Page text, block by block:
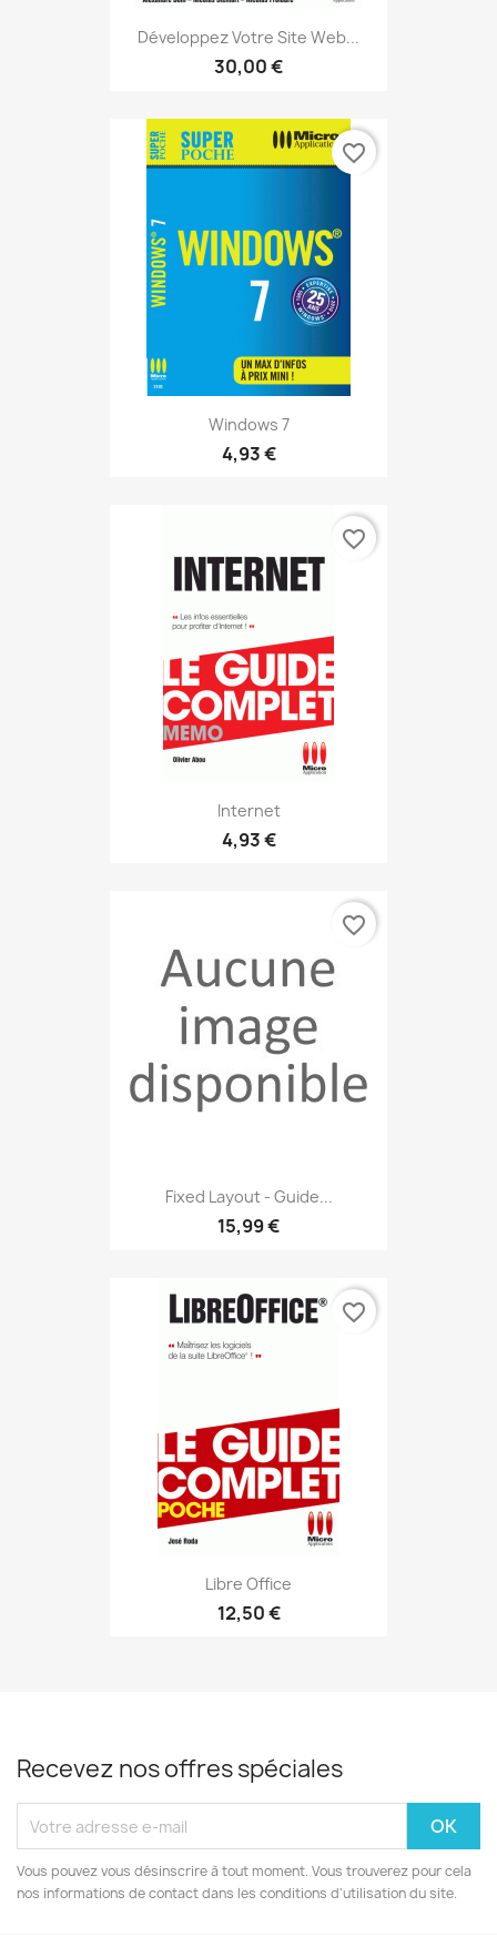
Développez Votre Site Web...
30,00 €
Windows 7
4,93 €
favorite_border
Internet
4,93 €
favorite_border
Fixed Layout - Guide...
15,99 €
favorite_border
Libre Office
12,50 €
favorite_border
Recevez nos offres spéciales
Vous pouvez vous désinscrire à tout moment. Vous trouverez pour cela
nos informations de contact dans les conditions d'utilisation du site.